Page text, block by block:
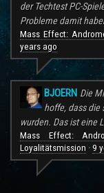
der Techtest PC-
Probleme damit
Mass Effect:
years ago
BJOERN Die
hoffe, dass die
wurden. Das ist eine
Mass Effect:
Loyalitätsmission · 9